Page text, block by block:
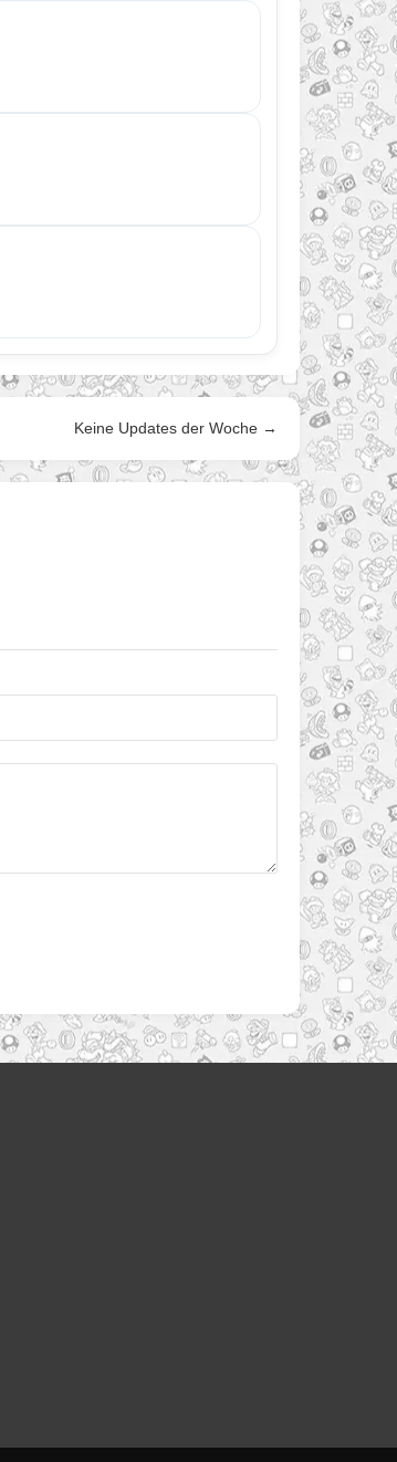
Keine Updates der Woche →